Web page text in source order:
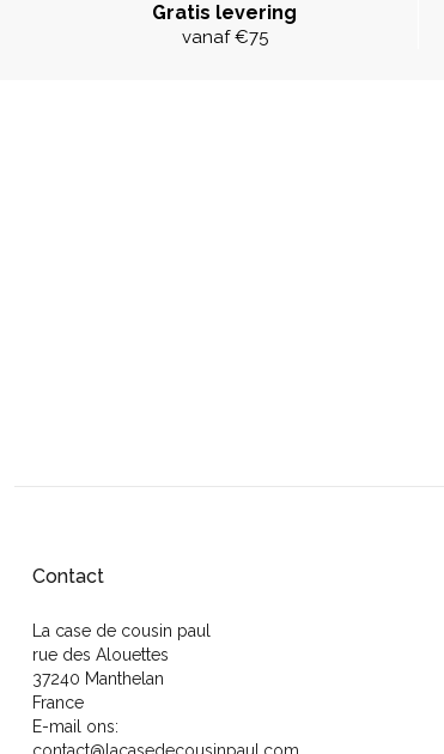
Gratis levering
vanaf €75
Contact
La case de cousin paul
rue des Alouettes
37240 Manthelan
France
E-mail ons:
contact@lacasedecousinpaul.com